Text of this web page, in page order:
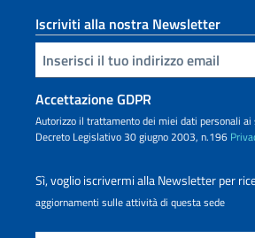
Iscriviti alla nostra Newsletter
Inserisci la tua email
Accettazione GDPR
Autorizzo il trattamento dei miei dati personali ai
Decreto Legislativo 30 giugno 2003, n.196
Sì, voglio iscrivermi alla Newsletter per
aggiornamenti sulle attività di questa sede